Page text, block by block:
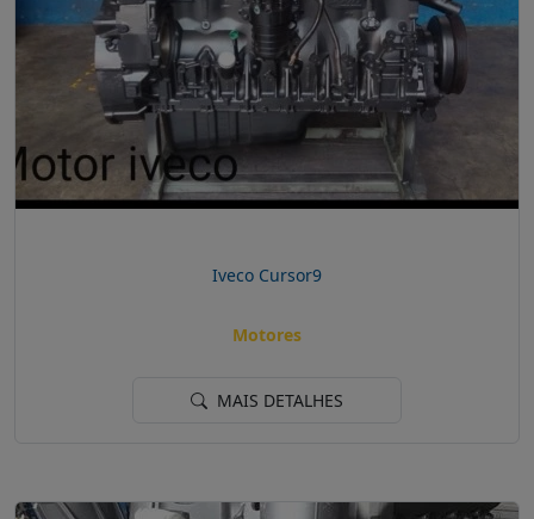
Iveco Cursor9
Motores
MAIS DETALHES